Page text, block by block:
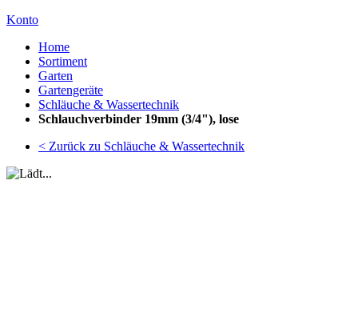
Konto
Home
Sortiment
Garten
Gartengeräte
Schläuche & Wassertechnik
Schlauchverbinder 19mm (3/4"), lose
< Zurück zu Schläuche & Wassertechnik